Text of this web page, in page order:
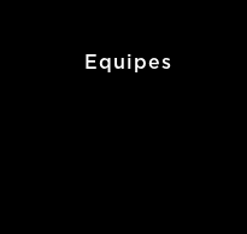
Equipes